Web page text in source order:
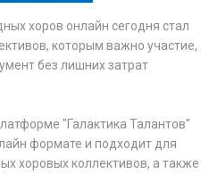
хоров онлайн сегодня стал
которым важно участие,
без лишних затрат
"Галактика Талантов"
формате и подходит для
хоровых коллективов, а также